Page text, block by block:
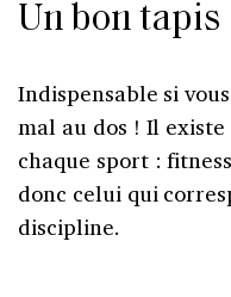
Un bon tapis
Indispensable si
mal au dos ! Il
chaque sport :
donc celui qui
discipline.